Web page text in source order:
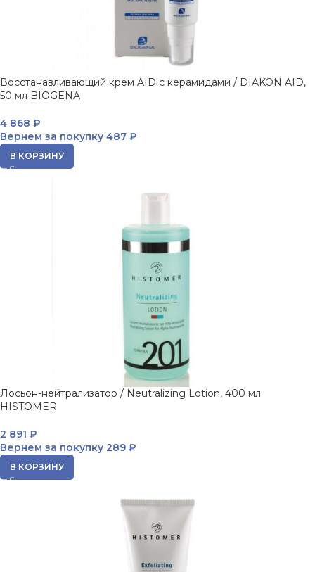
Восстанавливающий крем AID с керамидами / DIAKON AID,
50 мл BIOGENA
4 868 ₽
Вернем за покупку 487 ₽
В КОРЗИНУ
Лосьон-нейтрализатор / Neutralizing Lotion, 400 мл
HISTOMER
2 891 ₽
Вернем за покупку 289 ₽
В КОРЗИНУ